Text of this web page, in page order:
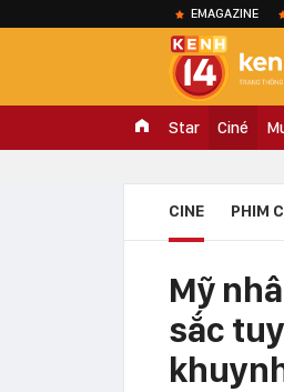
EMAGAZINE
Star Ciné
CINE PHIM
Mỹ
sắc